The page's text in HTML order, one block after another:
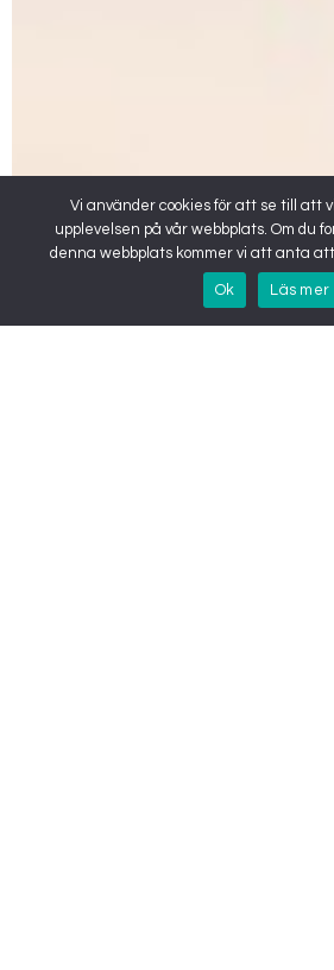
Vi använder cookies för att se till att
upplevelsen på vår webbplats. Om du
denna webbplats kommer vi att anta
Ok Läs mer